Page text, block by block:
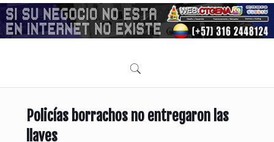
Policías borrachos no entregaron las
llaves